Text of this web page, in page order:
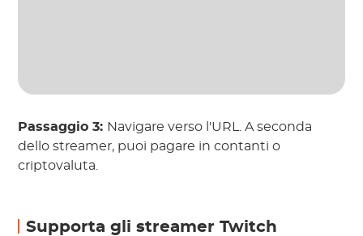
Passaggio 3: Navigare verso l'URL. A seconda
dello streamer, puoi pagare in contanti o
criptovaluta.
Supporta gli streamer Twitch